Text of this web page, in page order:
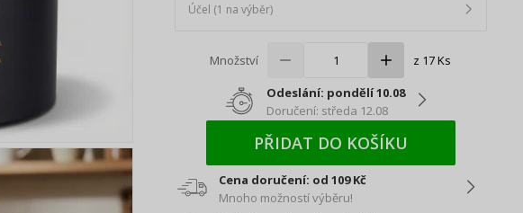
Účel (1 na výběr)
Množství z 17 Ks
Odeslání: pondělí 10.08
Doručení: středa 12.08
PŘIDAT DO KOŠÍKU
Cena doručení: od 109 Kč
Mnoho možností výběru!